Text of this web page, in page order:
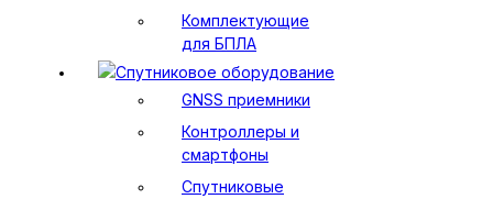
Комплектующие
для БПЛА
Спутниковое оборудование
GNSS приемники
Контроллеры и
смартфоны
Спутниковые